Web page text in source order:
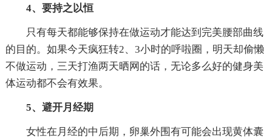
4、要持之以恒
只有每天都能够保持在做运动才能达到完美腰部曲线
的目的。如果今天疯狂转2、3小时的呼啦圈，明天却偷懒
不做运动，三天打渔两天晒网的话，无论多么好的健身美
体运动都不会有效果。
5、避开月经期
女性在月经的中后期，卵巢外围有可能会出现黄体囊